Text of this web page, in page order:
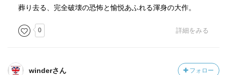
葬り去る、完全破壊の恐怖と愉悦あふれる渾身の大作。
0 詳細をみる
winderさん フォロー